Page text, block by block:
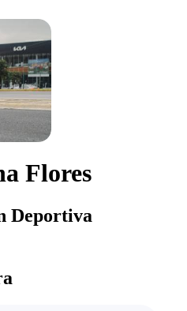
Flores
Deportiva